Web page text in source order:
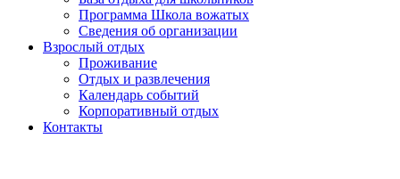
Программа Школа вожатых
Cведения об организации
Взрослый отдых
Проживание
Отдых и развлечения
Календарь событий
Корпоративный отдых
Контакты